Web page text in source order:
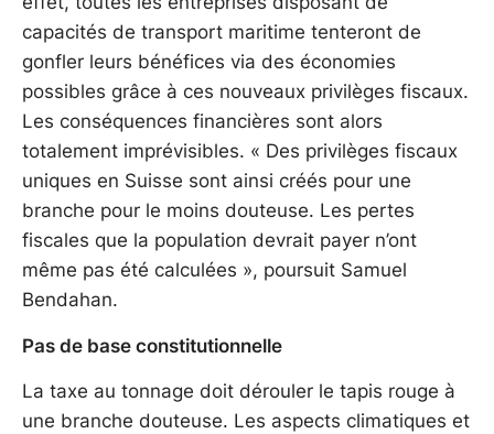
capacités de transport maritime tenteront de
gonfler leurs bénéfices via des économies
possibles grâce à ces nouveaux privilèges fiscaux.
Les conséquences financières sont alors
totalement imprévisibles. « Des privilèges fiscaux
uniques en Suisse sont ainsi créés pour une
branche pour le moins douteuse. Les pertes
fiscales que la population devrait payer n’ont
même pas été calculées », poursuit Samuel
Bendahan.
Pas de base constitutionnelle
La taxe au tonnage doit dérouler le tapis rouge à
une branche douteuse. Les aspects climatiques et